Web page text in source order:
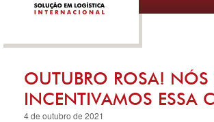
OUTUBRO ROSA!
INCENTIVAMOS ESSA
4 de outubro de 2021